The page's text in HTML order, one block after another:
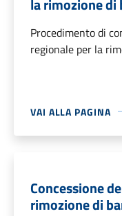
Procedimento di
regionale per la
VAI ALLA PAGINA
Concessione
rimozione di